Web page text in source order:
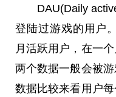
DAU(Daily
登陆过游戏的用户
月活跃用户，在一
两个数据一般会被
数据比较来看用户